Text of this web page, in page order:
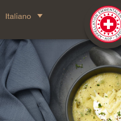
Italiano